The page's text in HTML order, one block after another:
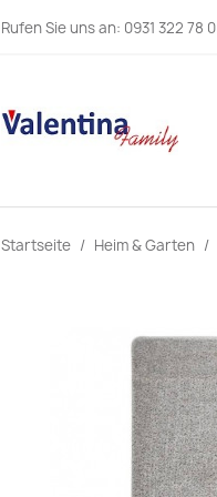
Rufen Sie uns an: 0931 322 78 0
Startseite Heim & Garten